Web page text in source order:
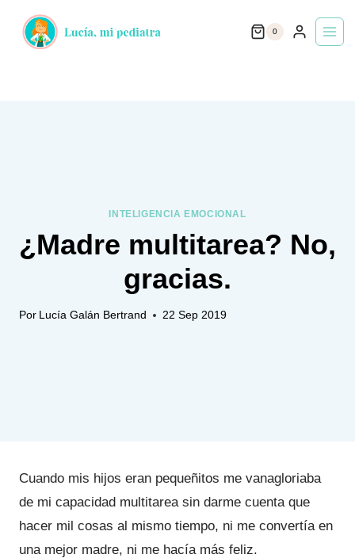
0
INTELIGENCIA EMOCIONAL
¿Madre multitarea? No,
gracias.
Por Lucía Galán Bertrand 22 Sep 2019
Cuando mis hijos eran pequeñitos me vanagloriaba
de mi capacidad multitarea sin darme cuenta que
hacer mil cosas al mismo tiempo, ni me convertía en
una mejor madre, ni me hacía más feliz.